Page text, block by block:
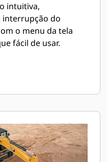
intuitiva,
interrupção do
o menu da tela
fácil de usar.
em uma
a posição de
a exibição da
ser vista.
no monitor para